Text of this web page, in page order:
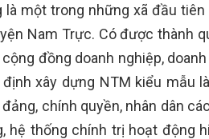
là một trong những xã đầu
Nam Trực. Có được thành
đồng doanh nghiệp,
xây dựng NTM kiểu mẫu
chính quyền, nhân dân
hệ thống chính trị hoạt động